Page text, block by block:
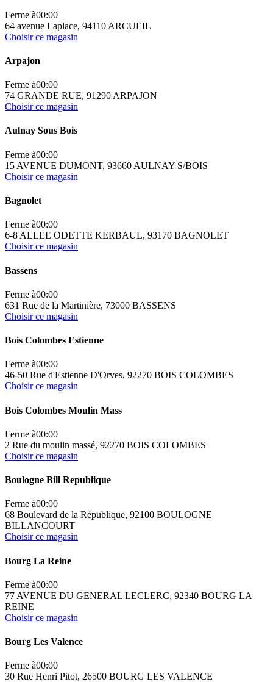
Ferme à00:00
64 avenue Laplace, 94110 ARCUEIL
Choisir ce magasin
Arpajon
Ferme à00:00
74 GRANDE RUE, 91290 ARPAJON
Choisir ce magasin
Aulnay Sous Bois
Ferme à00:00
15 AVENUE DUMONT, 93660 AULNAY S/BOIS
Choisir ce magasin
Bagnolet
Ferme à00:00
6-8 ALLEE ODETTE KERBAUL, 93170 BAGNOLET
Choisir ce magasin
Bassens
Ferme à00:00
631 Rue de la Martinière, 73000 BASSENS
Choisir ce magasin
Bois Colombes Estienne
Ferme à00:00
46-50 Rue d'Estienne D'Orves, 92270 BOIS COLOMBES
Choisir ce magasin
Bois Colombes Moulin Mass
Ferme à00:00
2 Rue du moulin massé, 92270 BOIS COLOMBES
Choisir ce magasin
Boulogne Bill Republique
Ferme à00:00
68 Boulevard de la République, 92100 BOULOGNE
BILLANCOURT
Choisir ce magasin
Bourg La Reine
Ferme à00:00
77 AVENUE DU GENERAL LECLERC, 92340 BOURG LA
REINE
Choisir ce magasin
Bourg Les Valence
Ferme à00:00
30 Rue Henri Pitot, 26500 BOURG LES VALENCE